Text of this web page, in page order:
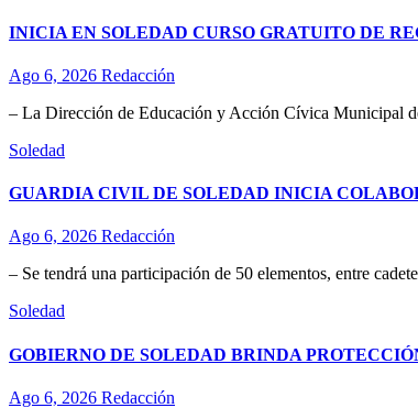
INICIA EN SOLEDAD CURSO GRATUITO DE
Ago 6, 2026 Redacción
– La Dirección de Educación y Acción Cívica Municipal
Soledad
GUARDIA CIVIL DE SOLEDAD INICIA
Ago 6, 2026 Redacción
– Se tendrá una participación de 50 elementos, entre
Soledad
GOBIERNO DE SOLEDAD BRINDA
Ago 6, 2026 Redacción